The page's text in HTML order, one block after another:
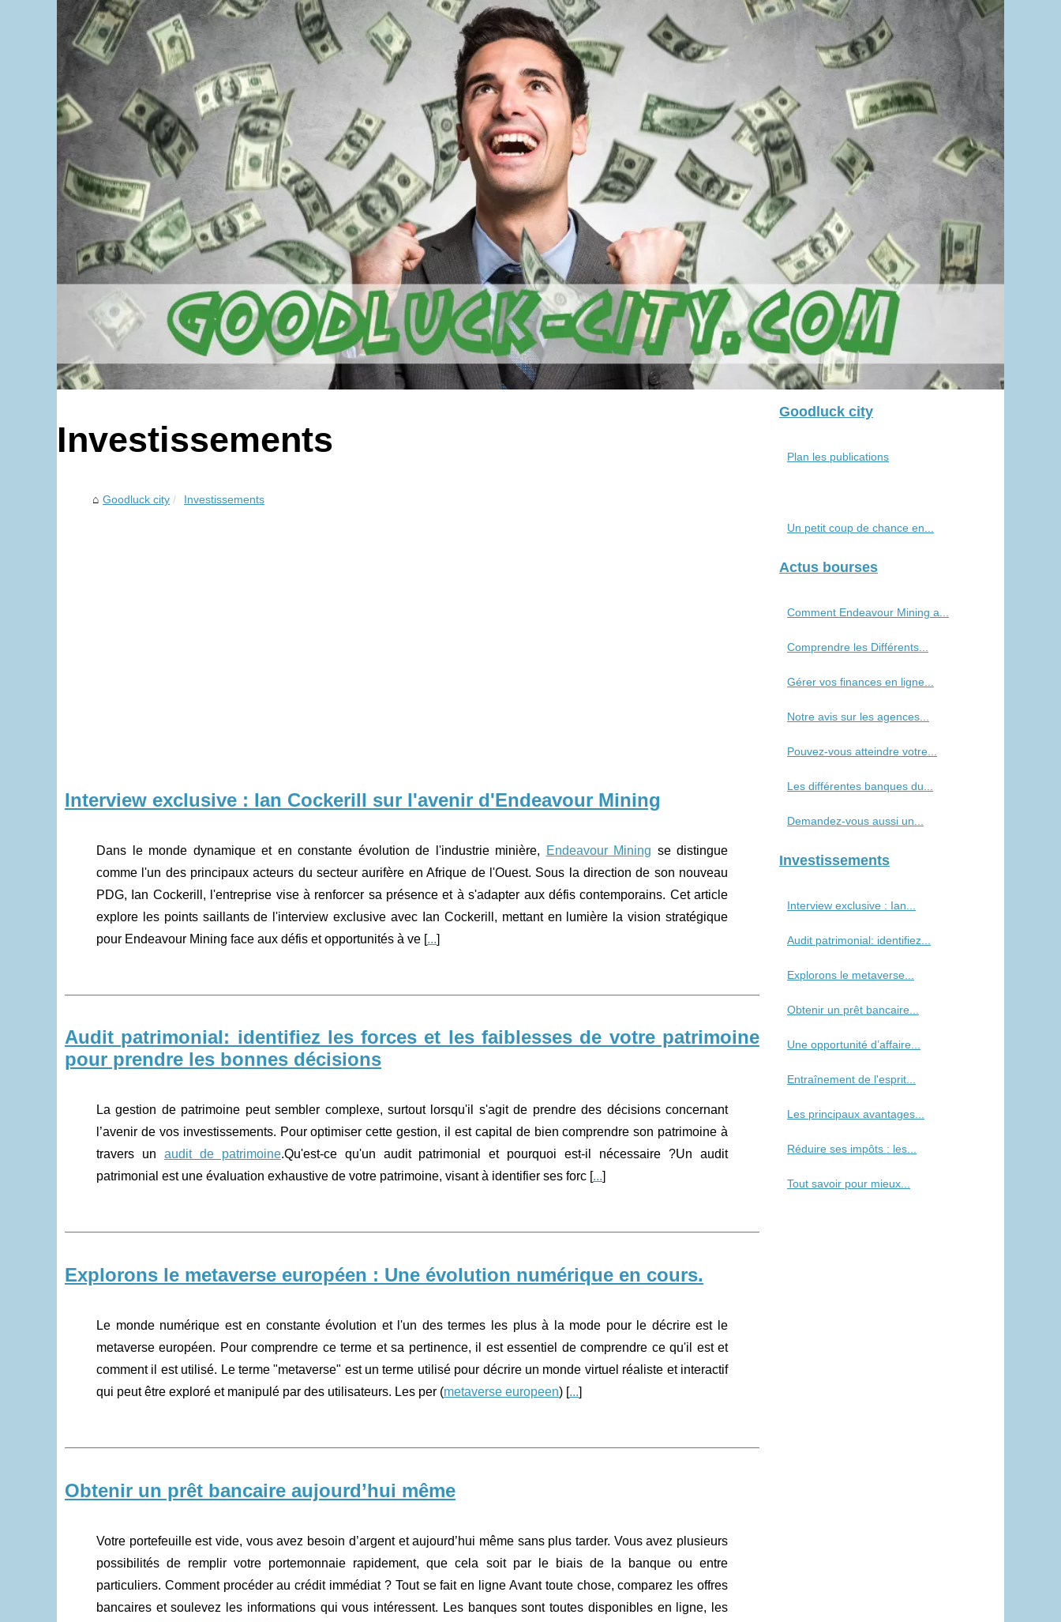
Investissements
Goodluck city Investissements
Interview exclusive : Ian Cockerill sur l'avenir d'Endeavour Mining
Dans le monde dynamique et en constante évolution de l'industrie minière, Endeavour Mining se distingue
comme l'un des principaux acteurs du secteur aurifère en Afrique de l'Ouest. Sous la direction de son nouveau
PDG, Ian Cockerill, l'entreprise vise à renforcer sa présence et à s'adapter aux défis contemporains. Cet article
explore les points saillants de l'interview exclusive avec Ian Cockerill, mettant en lumière la vision stratégique
pour Endeavour Mining face aux défis et opportunités à ve [...]
Audit patrimonial: identifiez les forces et les faiblesses de votre patrimoine
pour prendre les bonnes décisions
La gestion de patrimoine peut sembler complexe, surtout lorsqu'il s'agit de prendre des décisions concernant
l’avenir de vos investissements. Pour optimiser cette gestion, il est capital de bien comprendre son patrimoine à
travers un audit de patrimoine.Qu'est-ce qu'un audit patrimonial et pourquoi est-il nécessaire ?Un audit
patrimonial est une évaluation exhaustive de votre patrimoine, visant à identifier ses forc [...]
Explorons le metaverse européen : Une évolution numérique en cours.
Le monde numérique est en constante évolution et l'un des termes les plus à la mode pour le décrire est le
metaverse européen. Pour comprendre ce terme et sa pertinence, il est essentiel de comprendre ce qu'il est et
comment il est utilisé. Le terme "metaverse" est un terme utilisé pour décrire un monde virtuel réaliste et interactif
qui peut être exploré et manipulé par des utilisateurs. Les per (metaverse europeen) [...]
Obtenir un prêt bancaire aujourd’hui même
Votre portefeuille est vide, vous avez besoin d’argent et aujourd’hui même sans plus tarder. Vous avez plusieurs
possibilités de remplir votre portemonnaie rapidement, que cela soit par le biais de la banque ou entre
particuliers. Comment procéder au crédit immédiat ? Tout se fait en ligne Avant toute chose, comparez les offres
bancaires et soulevez les informations qui vous intéressent. Les banques sont toutes disponibles en ligne, les
Goodluck city
Plan les publications
Un petit coup de chance en...
Actus bourses
Comment Endeavour Mining a...
Comprendre les Différents...
Gérer vos finances en ligne...
Notre avis sur les agences...
Pouvez-vous atteindre votre...
Les différentes banques du...
Demandez-vous aussi un...
Investissements
Interview exclusive : Ian...
Audit patrimonial: identifiez...
Explorons le metaverse...
Obtenir un prêt bancaire...
Une opportunité d’affaire...
Entraînement de l'esprit...
Les principaux avantages...
Réduire ses impôts : les...
Tout savoir pour mieux...